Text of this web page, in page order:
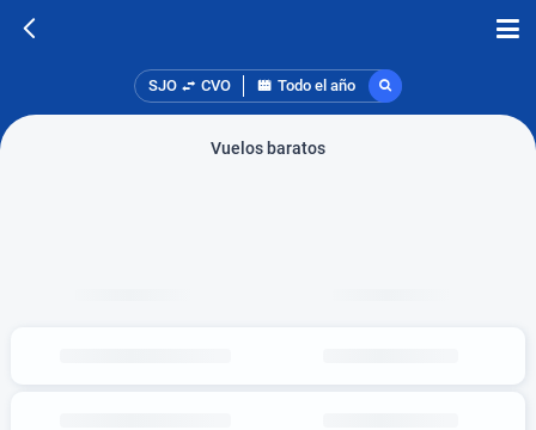
SJO CVO Todo el año
Vuelos baratos